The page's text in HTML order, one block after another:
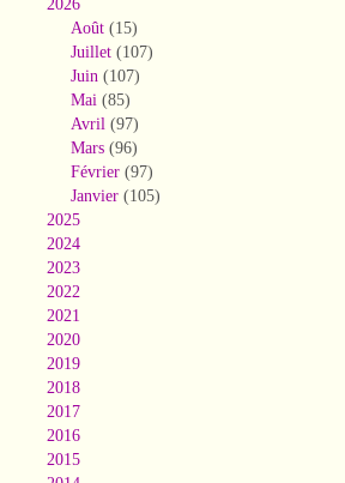
2026
Août (15)
Juillet (107)
Juin (107)
Mai (85)
Avril (97)
Mars (96)
Février (97)
Janvier (105)
2025
2024
2023
2022
2021
2020
2019
2018
2017
2016
2015